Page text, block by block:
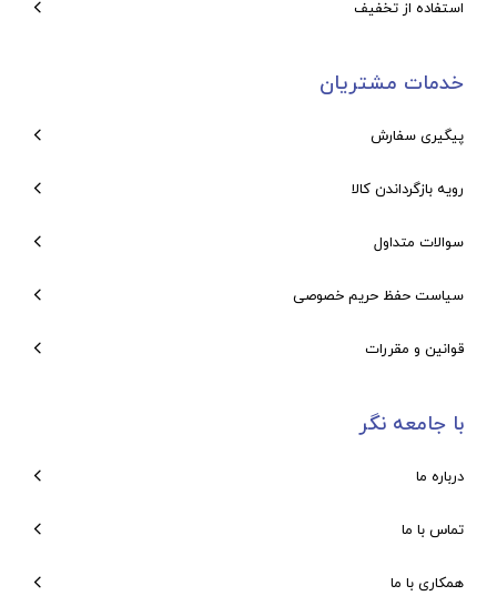
استفاده از تخفیف
خدمات مشتریان
پیگیری سفارش
رویه بازگرداندن کالا
سوالات متداول
سیاست حفظ حریم خصوصی
قوانین و مقررات
با جامعه نگر
درباره ما
تماس با ما
همکاری با ما